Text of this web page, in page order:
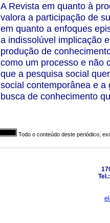
A Revista em quanto à
valora a participação de
em quanto a enfoques
a indissolúvel implicação
produção de
como um processo e não
que a pesquisa social
social contemporânea e
busca de conhecimento
Todo o conteúdo deste periódico,